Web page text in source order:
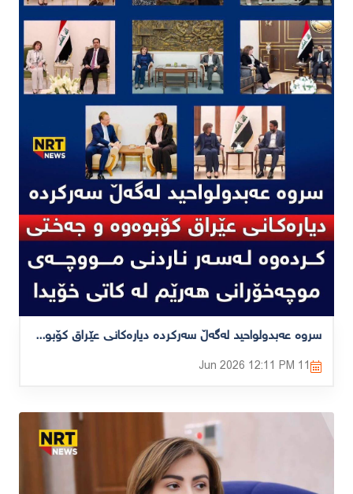
سروە عەبدولواحید لەگەڵ سەرکردە دیارەکانی عێراق کۆبوەوە و جەختی کردەوە لەسەر ناردنی مووچەی مووچەخۆرانی هەرێم لە کاتی خۆیدا
11 Jun 2026
12:11 PM